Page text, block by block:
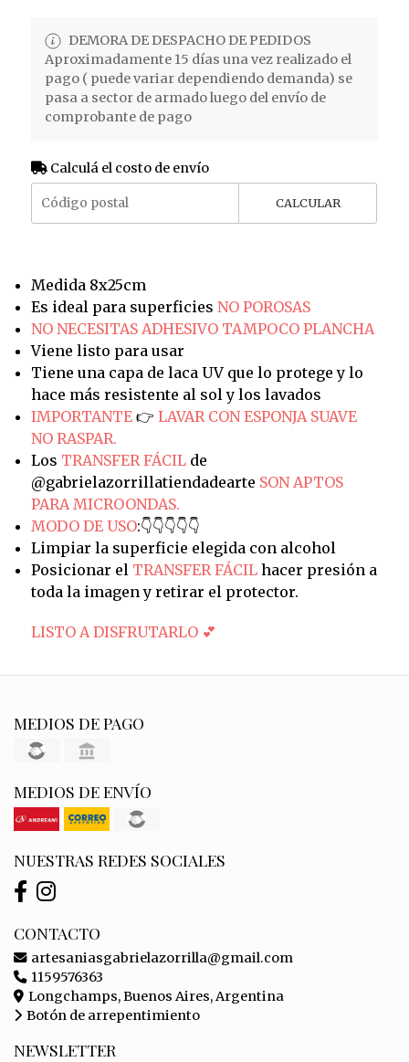
DEMORA DE DESPACHO DE PEDIDOS
Aproximadamente 15 días una vez realizado el
pago ( puede variar dependiendo demanda) se
pasa a sector de armado luego del envío de
comprobante de pago
Calculá el costo de envío
CALCULAR
Medida 8x25cm
Es ideal para superficies NO POROSAS
NO NECESITAS ADHESIVO TAMPOCO PLANCHA
Viene listo para usar
Tiene una capa de laca UV que lo protege y lo
hace más resistente al sol y los lavados
IMPORTANTE 👉 LAVAR CON ESPONJA SUAVE
NO RASPAR.
Los TRANSFER FÁCILde
@gabrielazorrillatiendadearte SON APTOS
PARA MICROONDAS.
MODO DE USO:👇👇👇👇👇
Limpiar la superficie elegida con alcohol
Posicionar el TRANSFER FÁCILhacer presión a
toda la imagen y retirar el protector.
LISTO A DISFRUTARLO 💕
MEDIOS DE PAGO
MEDIOS DE ENVÍO
NUESTRAS REDES SOCIALES
CONTACTO
artesaniasgabrielazorrilla@gmail.com
1159576363
Longchamps, Buenos Aires, Argentina
Botón de arrepentimiento
NEWSLETTER